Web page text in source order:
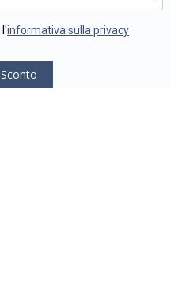
l'informativa sulla privacy